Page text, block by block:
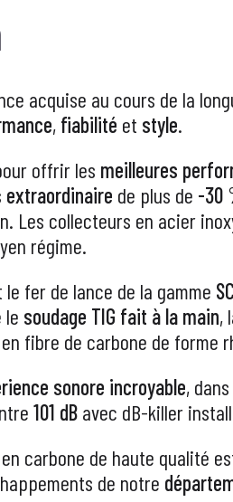
acquise au cours de la
, fiabilité et style.
offrir les meilleures
extraordinaire de plus de -30
Les collecteurs en acier
régime.
le fer de lance de la gamme
le soudage TIG fait à la main,
fibre de carbone de forme
sonore incroyable,
101 dB avec dB-killer
carbone de haute qualité
de notre